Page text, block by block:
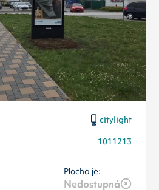
citylight
1011213
Plocha je:
Nedostupná